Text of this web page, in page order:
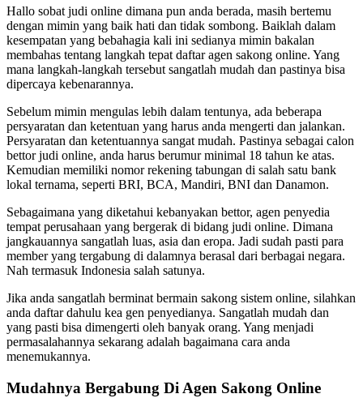
Hallo sobat judi online dimana pun anda berada, masih bertemu
dengan mimin yang baik hati dan tidak sombong. Baiklah dalam
kesempatan yang bebahagia kali ini sedianya mimin bakalan
membahas tentang langkah tepat daftar agen sakong online. Yang
mana langkah-langkah tersebut sangatlah mudah dan pastinya bisa
dipercaya kebenarannya.
Sebelum mimin mengulas lebih dalam tentunya, ada beberapa
persyaratan dan ketentuan yang harus anda mengerti dan jalankan.
Persyaratan dan ketentuannya sangat mudah. Pastinya sebagai calon
bettor judi online, anda harus berumur minimal 18 tahun ke atas.
Kemudian memiliki nomor rekening tabungan di salah satu bank
lokal ternama, seperti BRI, BCA, Mandiri, BNI dan Danamon.
Sebagaimana yang diketahui kebanyakan bettor, agen penyedia
tempat perusahaan yang bergerak di bidang judi online. Dimana
jangkauannya sangatlah luas, asia dan eropa. Jadi sudah pasti para
member yang tergabung di dalamnya berasal dari berbagai negara.
Nah termasuk Indonesia salah satunya.
Jika anda sangatlah berminat bermain sakong sistem online, silahkan
anda daftar dahulu kea gen penyedianya. Sangatlah mudah dan
yang pasti bisa dimengerti oleh banyak orang. Yang menjadi
permasalahannya sekarang adalah bagaimana cara anda
menemukannya.
Mudahnya Bergabung Di Agen Sakong Online